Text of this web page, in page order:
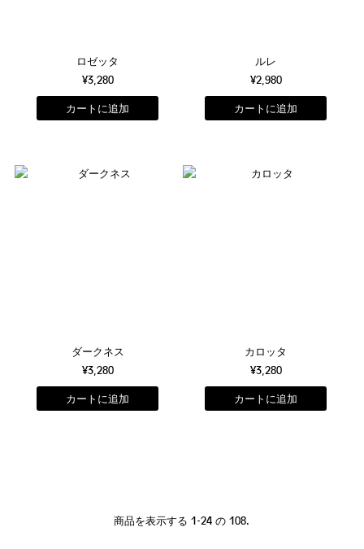
ロゼッタ
¥3,280
ルレ
¥2,980
ダークネス
¥3,280
カロッタ
¥3,280
商品を表示する 1-24 の 108.